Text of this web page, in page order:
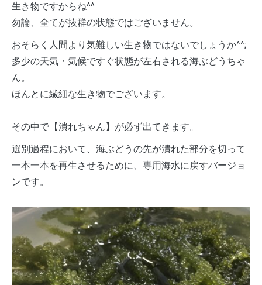
‪生き物ですからね^^
勿論、‬‪全てが抜群の状態ではございません。
‪おそらく人間より気難しい生き物ではないでしょうか^^;
多少の天気・気候ですぐ状態が左右される海ぶどうちゃ
ん。
ほんとに繊細な生き物でございます。
その中で‪【潰れちゃん】‬が必ず出てきます。
‪選別過程において、海ぶどうの先が潰れた部分を切って
一本一本を再生させるために、専用海水に戻すバージョ
ンです。